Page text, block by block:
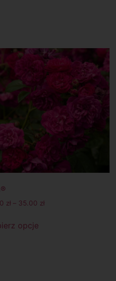
zł – 35.00 zł
opcje